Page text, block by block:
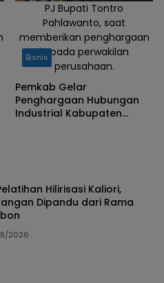
PJ Bupati Tontro
Pahlawanto, saat
memberikan penghargaan
kepada perwakilan
perusahaan.
Bisnis
Pemkab Gelar
Penghargaan Hubungan
Industrial Kabupaten
Hilirisasi Kaliori,
Dipandu dari Rama
2026